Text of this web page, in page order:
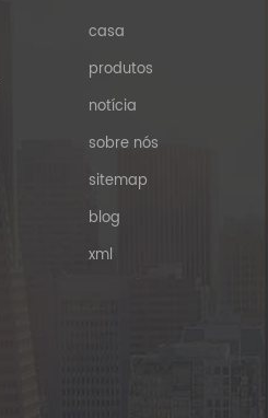
casa
produtos
notícia
sobre nós
sitemap
blog
xml